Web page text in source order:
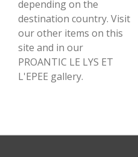
depending on the
destination country. Visit
our other items on this
site and in our
PROANTIC LE LYS ET
L'EPEE gallery.